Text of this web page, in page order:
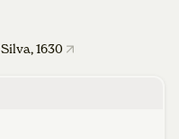
1630